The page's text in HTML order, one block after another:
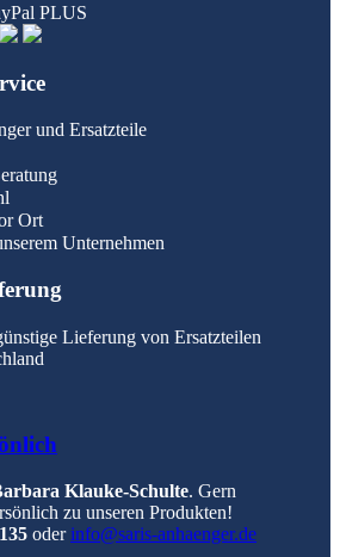
PLUS
und Ersatzteile
Ort
Unternehmen
Lieferung von Ersatzteilen
Klauke-Schulte. Gern
zu unseren Produkten!
oderinfo@saris-anhaenger.de